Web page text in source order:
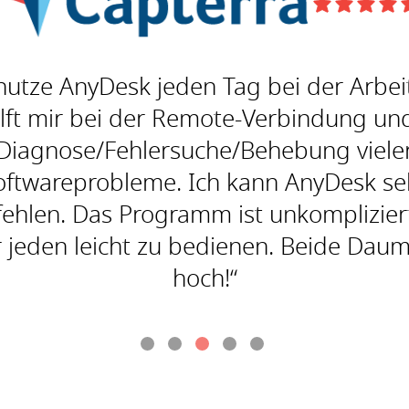
AnyDesk jeden Tag bei der
mir bei der Remote-Verbindung
Fehlersuche/Behebung
Ich kann AnyDesk
Das Programm ist
leicht zu bedienen. Beide
hoch!“